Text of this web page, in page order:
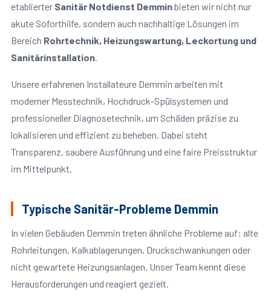
etablierter Sanitär Notdienst Demminbieten wir nicht nur
akute Soforthilfe, sondern auch nachhaltige Lösungen im
Bereich Rohrtechnik, Heizungswartung, Leckortung und
Sanitärinstallation.
Unsere erfahrenen Installateure Demmin arbeiten mit
moderner Messtechnik, Hochdruck-Spülsystemen und
professioneller Diagnosetechnik, um Schäden präzise zu
lokalisieren und effizient zu beheben. Dabei steht
Transparenz, saubere Ausführung und eine faire Preisstruktur
im Mittelpunkt.
Typische Sanitär-Probleme Demmin
In vielen Gebäuden Demmin treten ähnliche Probleme auf: alte
Rohrleitungen, Kalkablagerungen, Druckschwankungen oder
nicht gewartete Heizungsanlagen. Unser Team kennt diese
Herausforderungen und reagiert gezielt.